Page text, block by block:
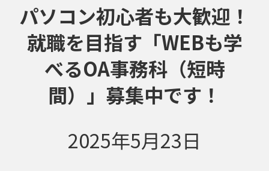
パソコン初心者も大歓迎！
就職を目指す「WEBも学
べるOA事務科（短時
間）」募集中です！
2025年5月23日